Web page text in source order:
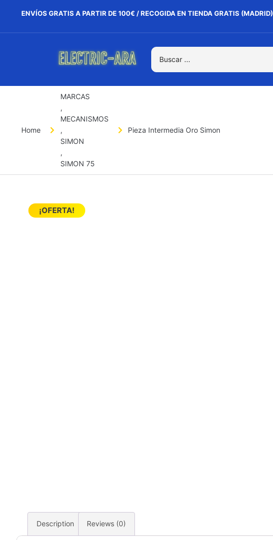
ENVÍOS GRATIS A PARTIR DE 100€ / RECOGIDA EN TIENDA GRATIS (MADRID)
Home
MARCAS
,
MECANISMOS
,
SIMON
,
SIMON 75
Pieza Intermedia Oro Simon
¡OFERTA!
Description Reviews (0)